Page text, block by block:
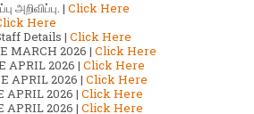
அறிவிப்பு. | Click Here
Here
Details | Click Here
MARCH 2026 | Click Here
APRIL 2026 | Click Here
APRIL 2026 | Click Here
APRIL 2026 | Click Here
APRIL 2026 | Click Here